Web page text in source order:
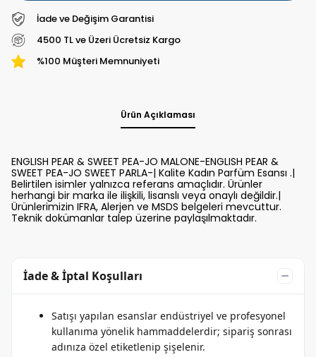
İade ve Değişim Garantisi
4500 TL ve Üzeri Ücretsiz Kargo
%100 Müşteri Memnuniyeti
Ürün Açıklaması
ENGLISH PEAR & SWEET PEA-JO MALONE-ENGLISH PEAR &
SWEET PEA-JO SWEET PARLA-| Kalite Kadın Parfüm Esansı .|
Belirtilen isimler yalnızca referans amaçlıdır. Ürünler
herhangi bir marka ile ilişkili, lisanslı veya onaylı değildir.|
Ürünlerimizin IFRA, Alerjen ve MSDS belgeleri mevcuttur.
Teknik dokümanlar talep üzerine paylaşılmaktadır.
İade & İptal Koşulları
Satışı yapılan esanslar endüstriyel ve profesyonel
kullanıma yönelik hammaddelerdir; sipariş sonrası
adınıza özel etiketlenip şişelenir.